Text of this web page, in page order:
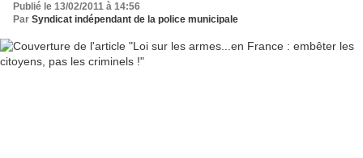
Publié le 13/02/2011 à 14:56
Par Syndicat indépendant de la police municipale